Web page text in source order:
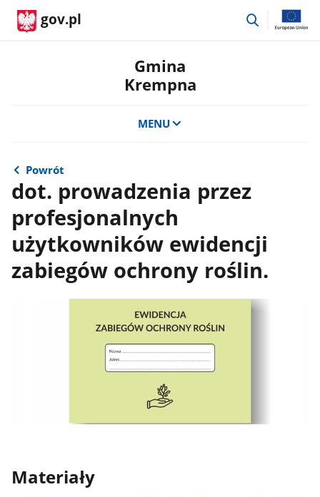
gov.pl
przejdź
Gmina
Krempna
MENU
Powrót
dot. prowadzenia przez
profesjonalnych
użytkowników ewidencji
zabiegów ochrony roślin.
Materiały